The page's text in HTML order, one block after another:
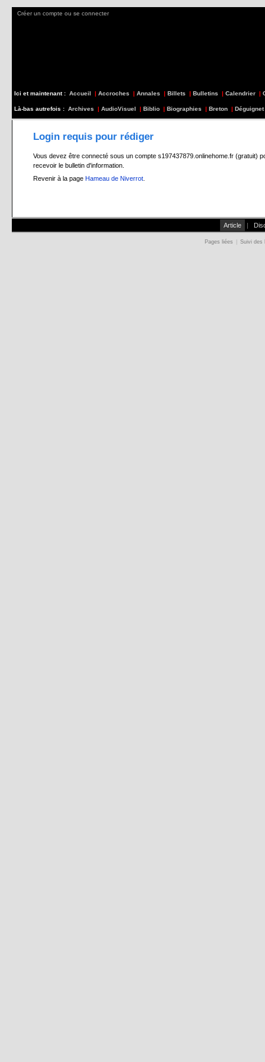
Créer un compte ou se connecter
Ici et maintenant : Accueil | Accroches | Annales | Billets | Bulletins | Calendrier |
Là-bas autrefois : Archives | AudioVisuel | Biblio | Biographies | Breton | Déguignet
Login requis pour rédiger
Vous devez être connecté sous un compte s197437879.onlinehome.fr (gratuit)
recevoir le bulletin d'information.
Revenir à la page Hameau de Niverrot
Article |
Pages liées Suivi des